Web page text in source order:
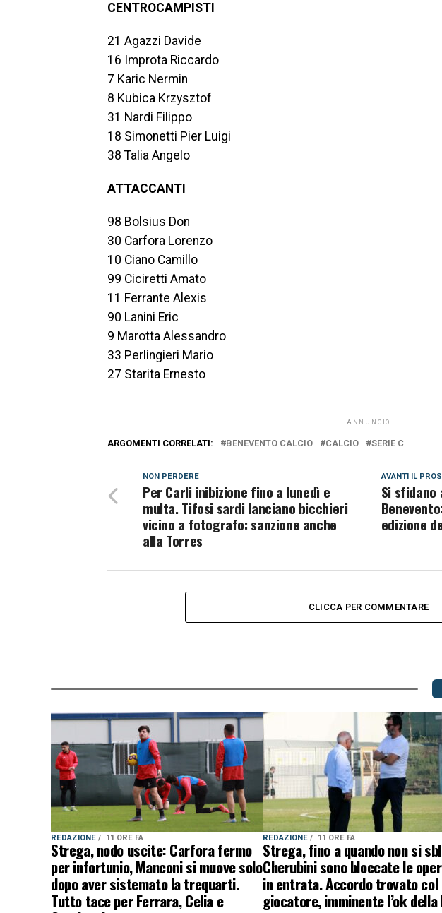
CENTROCAMPISTI
21 Agazzi Davide
16 Improta Riccardo
7 Karic Nermin
8 Kubica Krzysztof
31 Nardi Filippo
18 Simonetti Pier Luigi
38 Talia Angelo
ATTACCANTI
98 Bolsius Don
30 Carfora Lorenzo
10 Ciano Camillo
99 Ciciretti Amato
11 Ferrante Alexis
90 Lanini Eric
9 Marotta Alessandro
33 Perlingieri Mario
27 Starita Ernesto
ANNUNCIO
ARGOMENTI CORRELATI: BENEVENTO CALCIO CALCIO SERIE C
AVANTI IL
Si
edizione
NON PERDERE
Per Carli inibizione fino a lunedì e
multa. Tifosi sardi lanciano bicchieri
vicino a fotografo: sanzione anche
alla Torres
CLICCA PER COMMENTARE
REDAZIONE 11 ORE FA
Strega, nodo uscite: Carfora fermo
per infortunio, Manconi si muove solo
dopo aver sistemato la trequarti.
Tutto tace per Ferrara, Celia e
REDAZIONE 11 ORE FA
Strega, fino a quando non si
Cherubini sono bloccate le
in entrata. Accordo trovato col
giocatore, imminente l’ok della